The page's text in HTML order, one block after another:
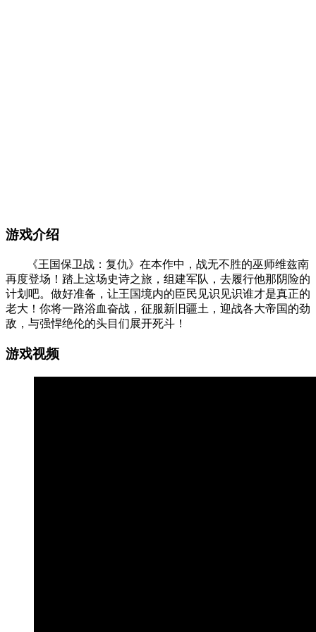
游戏介绍
《王国保卫战：复仇》在本作中，战无不胜的巫师维兹南
再度登场！踏上这场史诗之旅，组建军队，去履行他那阴险的
计划吧。做好准备，让王国境内的臣民见识见识谁才是真正的
老大！你将一路浴血奋战，征服新旧疆土，迎战各大帝国的劲
敌，与强悍绝伦的头目们展开死斗！
游戏视频